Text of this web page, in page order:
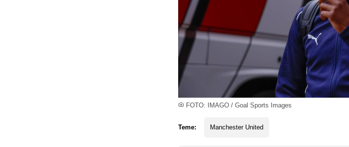
FOTO: IMAGO / Goal Sports Images
Teme: Manchester United